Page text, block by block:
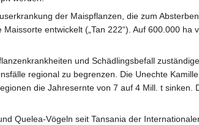
der Maispflanzen, die zum
entwickelt („Tan 222“). Auf 600.000
und Schädlingsbefall
regional zu begrenzen. Die Unechte
die Jahresernte von 7 auf 4 Mill. t sinken.
Quelea-Vögeln seit Tansania der